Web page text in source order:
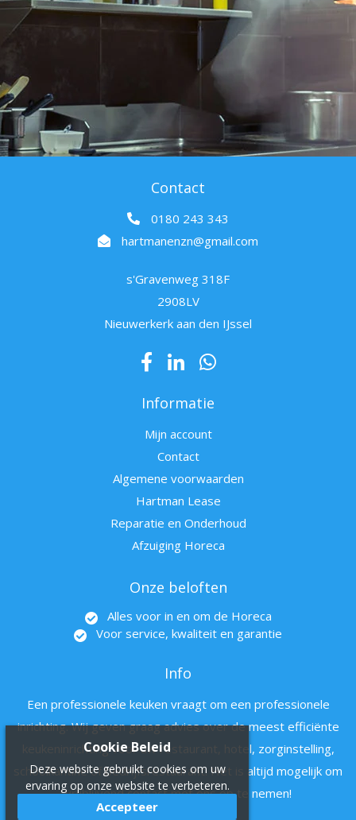
Contact
0180 243 343
hartmanenzn@gmail.com
s'Gravenweg 318F
2908LV
Nieuwerkerk aan den IJssel
Informatie
Mijn account
Contact
Algemene voorwaarden
Hartman Lease
Reparatie en Onderhoud
Afzuiging Horeca
Onze beloften
Alles voor in en om de Horeca
Voor service, kwaliteit en garantie
Info
Een professionele keuken vraagt om een professionele
inrichting. Wij geven graag advies over de meest efficiënte
keukeninrichting voor uw restaurant, hotel, zorginstelling,
schoolkantine of bedrijfsrestaurant. Het is altijd mogelijk om
vrijblijvend contact met ons op te nemen!
Cookie Beleid
Deze website gebruikt cookies om uw
ervaring op onze website te verbeteren.
Accepteer